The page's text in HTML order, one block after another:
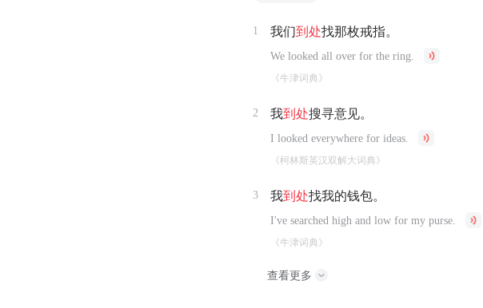
1 我们到处找那枚戒指。
We looked all over for the ring.
《牛津词典》
2 我到处搜寻意见。
I looked everywhere for ideas.
《柯林斯英汉双解大词典》
3 我到处找我的钱包。
I've searched high and low for my purse.
《牛津词典》
查看更多